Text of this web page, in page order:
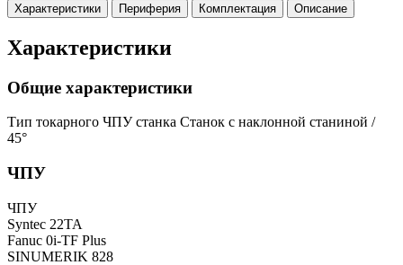
Характеристики Периферия Комплектация Описание
Характеристики
Общие характеристики
Тип токарного ЧПУ станка Станок с наклонной станиной /
45°
ЧПУ
ЧПУ
Syntec 22TA
Fanuc 0i-TF Plus
SINUMERIK 828